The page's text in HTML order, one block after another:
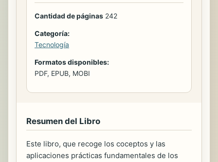
Cantidad de páginas 242
Categoría:
Tecnología
Formatos disponibles:
PDF, EPUB, MOBI
Resumen del Libro
Este libro, que recoge los coceptos y las
aplicaciones prácticas fundamentales de los